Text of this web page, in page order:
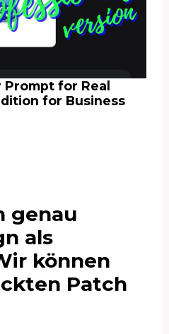
for Real
for Business
genau
als
können
Patch